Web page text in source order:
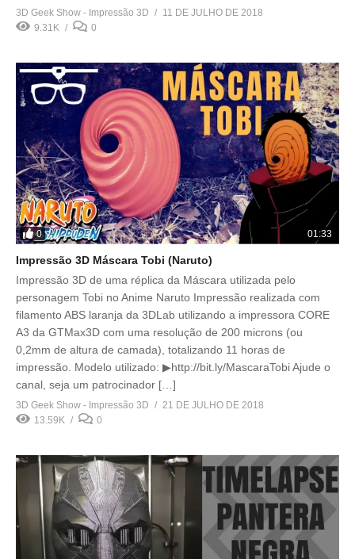
3D Geek Show - Impressão 3D
11 DE JULHO DE 2018
9.31K
0
0 01:33
Impressão 3D Máscara Tobi (Naruto)
Impressão 3D de uma réplica da Máscara utilizada pelo
personagem Tobi no Anime Naruto Impressão realizada com
filamento ABS laranja da 3DLab utilizando a impressora CORE
A3 da GTMax3D com uma resolução de 200 microns (ou
0,2mm de altura de camada), totalizando 11 horas de
impressão. Modelo utilizado: ▶http://bit.ly/MascaraTobi Ajude o
canal, seja um patrocinador […]
3D Geek Show - Impressão 3D
21 DE JULHO DE 2018
13.59K
0